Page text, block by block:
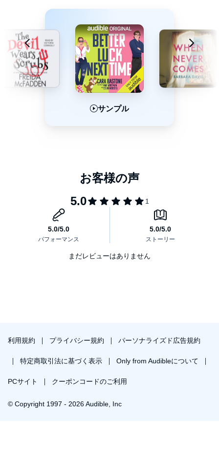
サンプル
まだレビューはありません
利用規約 プライバシー規約 パーソナライズド広告規約
特定商取引法に基づく表示 Only from Audibleについて
PCサイト クーポンコードのご利用
© Copyright 1997 - 2026 Audible, Inc